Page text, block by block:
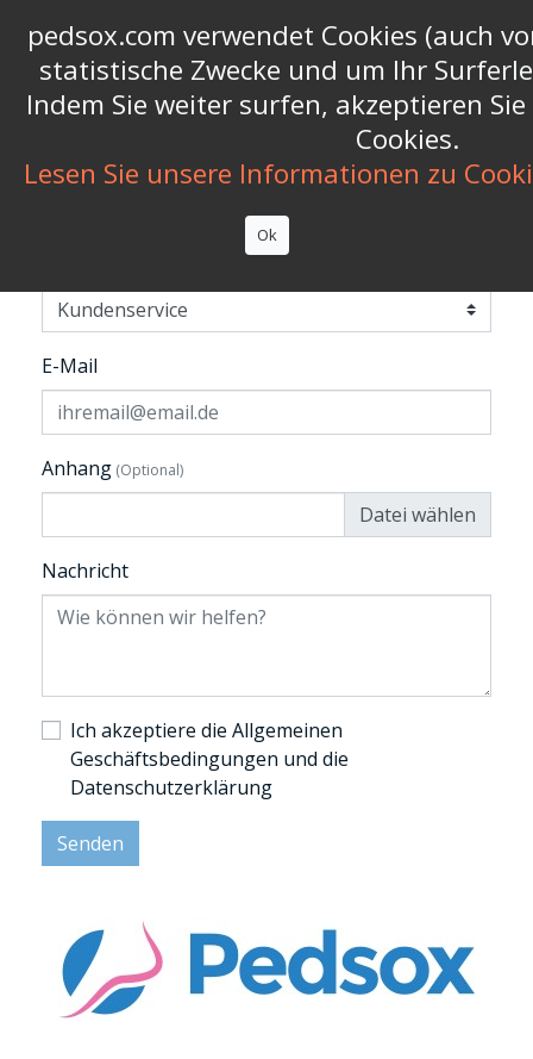
  shopping_cart (0)
E-Mail
Anhang (Optional)
Nachricht
Ich akzeptiere die Allgemeinen
Geschäftsbedingungen und die
Datenschutzerklärung
pedsox.com verwendet Cookies (auch
statistische Zwecke und um Ihr
Indem Sie weiter surfen, akzeptieren
Cookies.
Lesen Sie unsere Informationen zu
Ok